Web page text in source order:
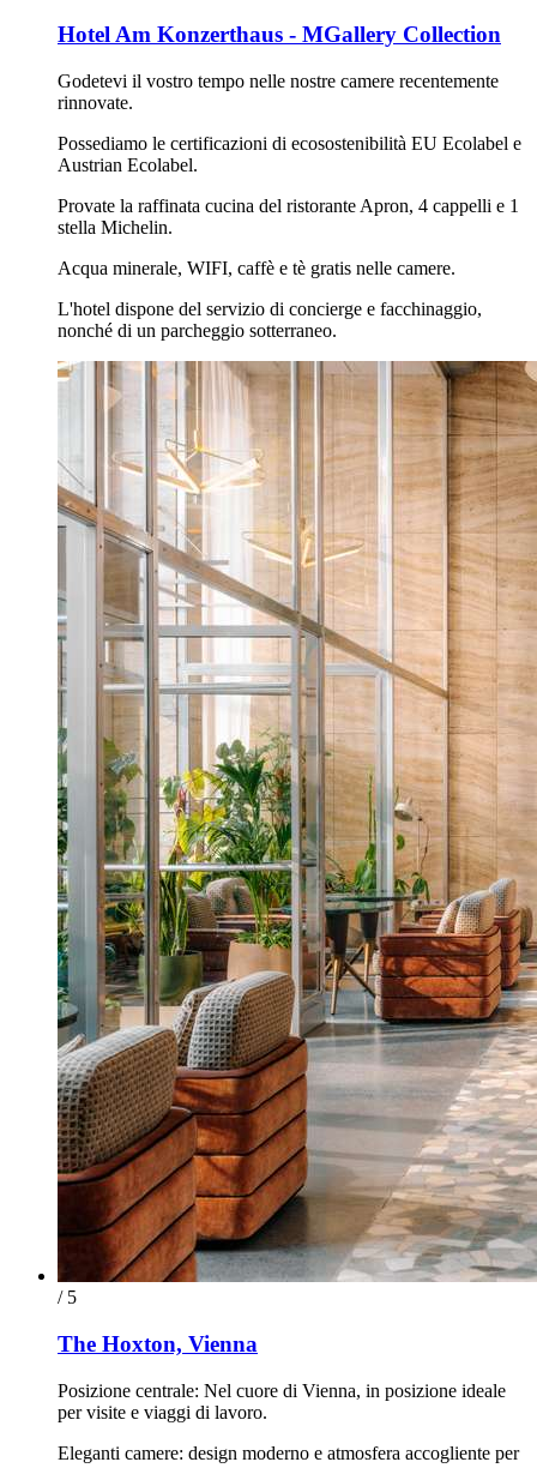
Hotel Am Konzerthaus - MGallery Collection
Godetevi il vostro tempo nelle nostre camere recentemente
rinnovate.
Possediamo le certificazioni di ecosostenibilità EU Ecolabel e
Austrian Ecolabel.
Provate la raffinata cucina del ristorante Apron, 4 cappelli e 1
stella Michelin.
Acqua minerale, WIFI, caffè e tè gratis nelle camere.
L'hotel dispone del servizio di concierge e facchinaggio,
nonché di un parcheggio sotterraneo.
/ 5
The Hoxton, Vienna
Posizione centrale: Nel cuore di Vienna, in posizione ideale
per visite e viaggi di lavoro.
Eleganti camere: design moderno e atmosfera accogliente per